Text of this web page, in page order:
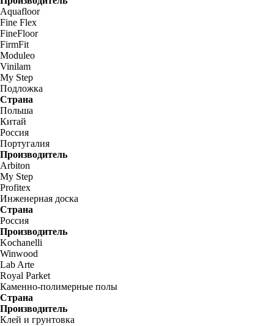
Aquafloor
Fine Flex
FineFloor
FirmFit
Moduleo
Vinilam
My Step
Подложка
Страна
Польша
Китай
Россия
Португалия
Производитель
Arbiton
My Step
Profitex
Инженерная доска
Страна
Россия
Производитель
Kochanelli
Winwood
Lab Arte
Royal Parket
Каменно-полимерные полы
Страна
Производитель
Клей и грунтовка